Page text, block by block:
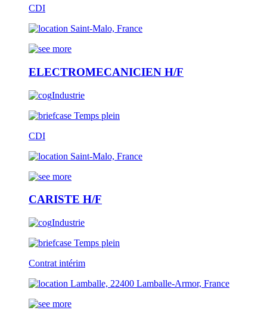
CDI
Saint-Malo, France
ELECTROMECANICIEN H/F
Industrie
Temps plein
CDI
Saint-Malo, France
CARISTE H/F
Industrie
Temps plein
Contrat intérim
Lamballe, 22400 Lamballe-Armor, France